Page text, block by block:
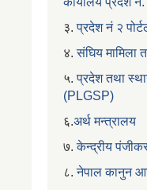
३.प्रदेश नं २
४.संघिय मामिला
५.प्रदेश तथा
(PLGSP)
६.अर्थ मन्त्रालय
७.केन्द्रीय
८.नेपाल कानुन